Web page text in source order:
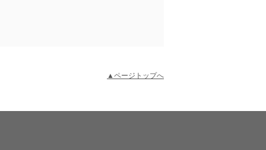
合や機能がご利用いただけない場合があり
▲ページトップへ